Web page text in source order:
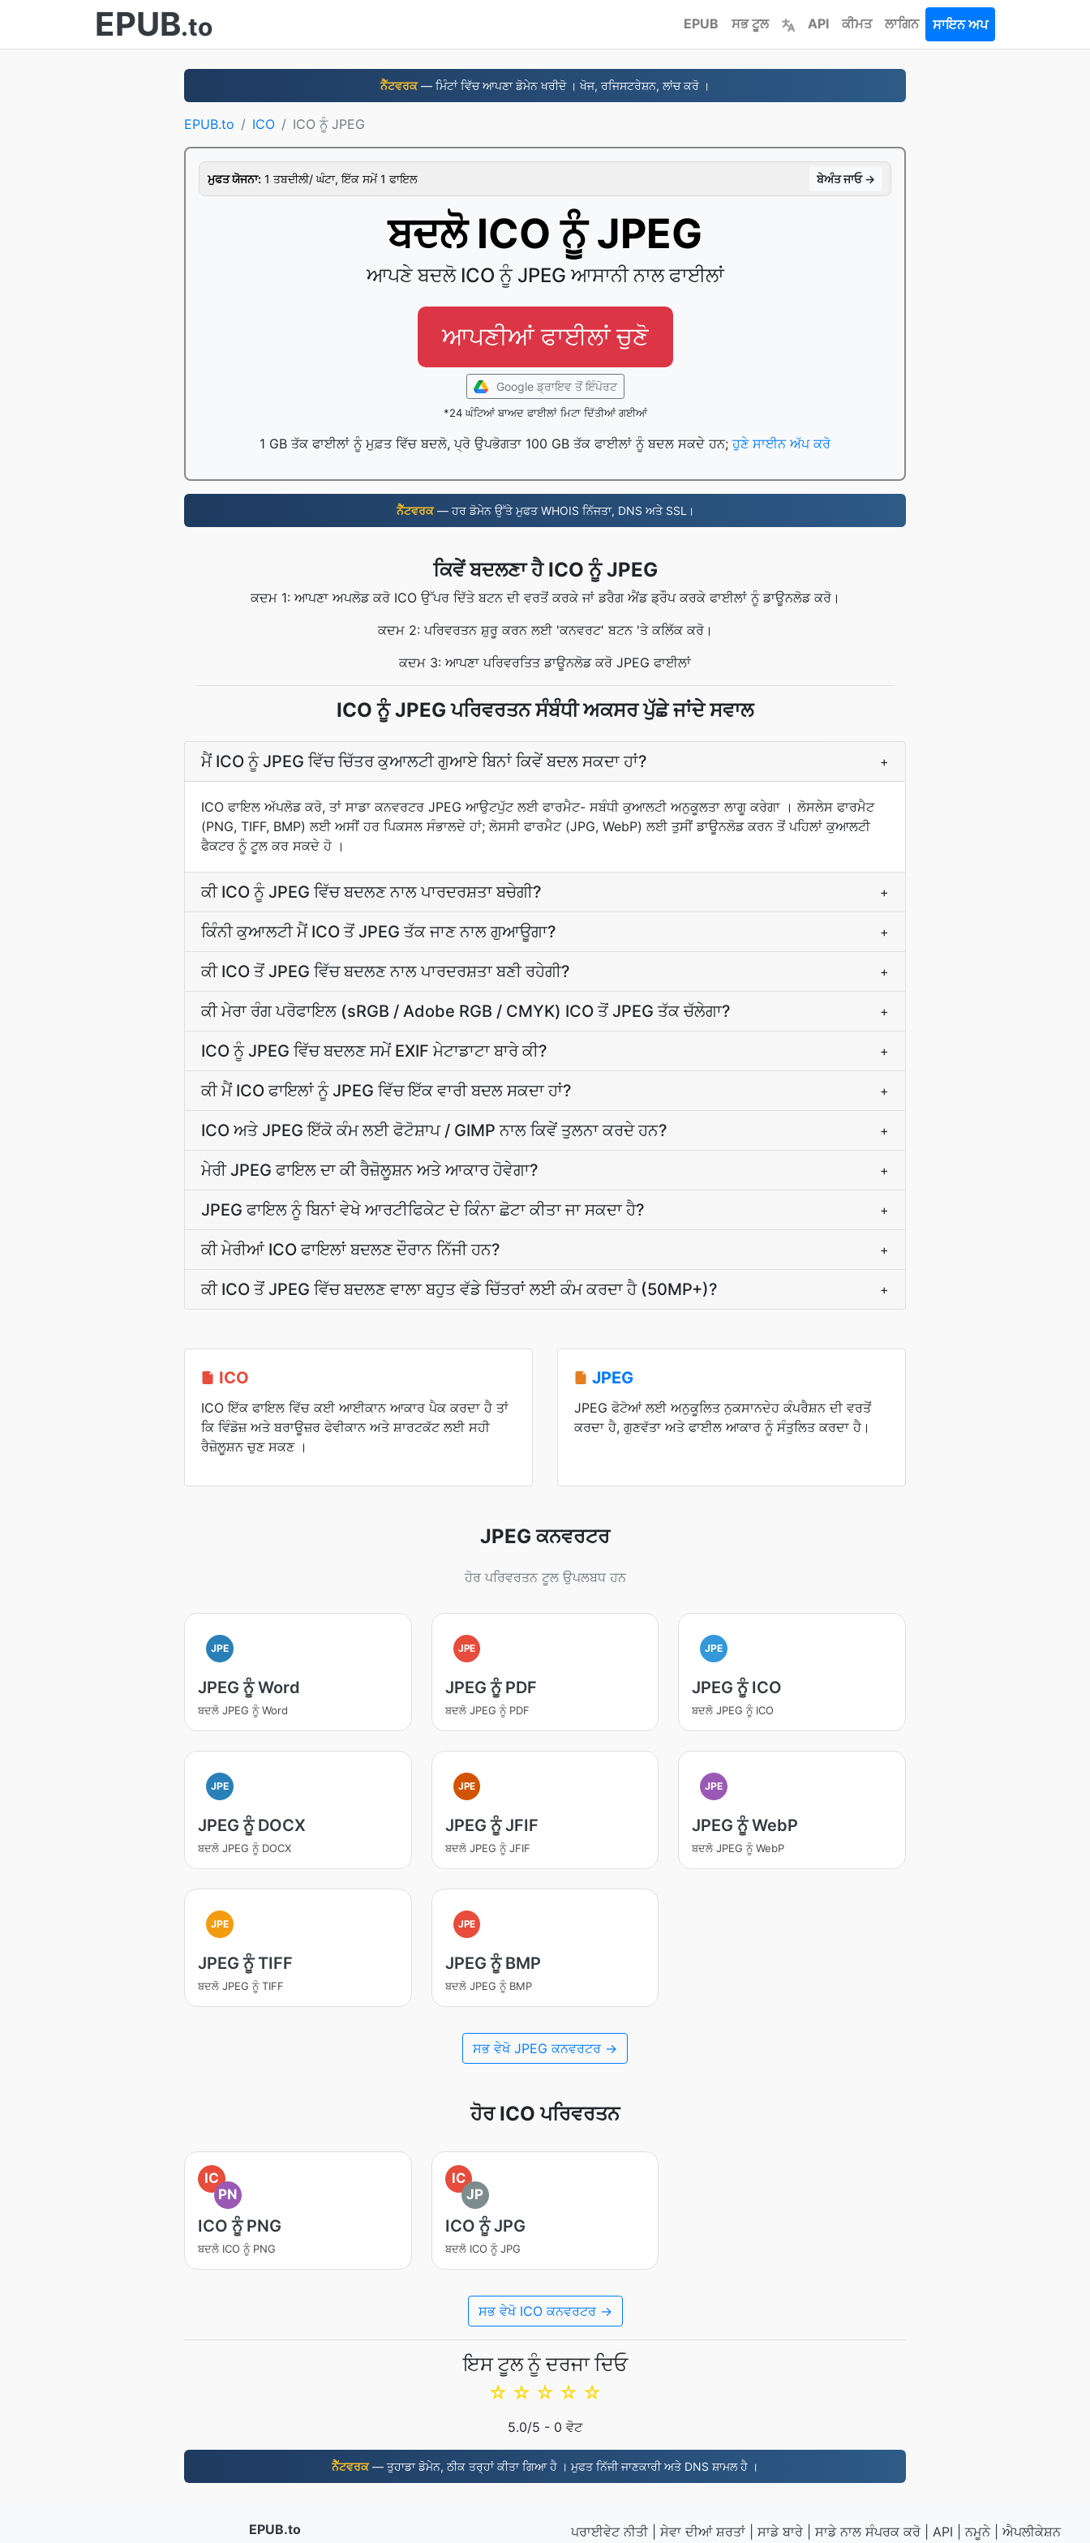
EPUB.to EPUB ਸਭ ਟੂਲ API ਕੀਮਤ ਲਾਗਿਨ ਸਾਇਨ ਅਪ
ਨੈੱਟਵਰਕ— ਮਿੰਟਾਂ ਵਿੱਚ ਆਪਣਾ ਡੋਮੇਨ ਖਰੀਦੋ । ਖੋਜ, ਰਜਿਸਟਰੇਸ਼ਨ, ਲਾਂਚ ਕਰੋ ।
EPUB.to ICO ICO ਨੂੰ JPEG
ਮੁਫਤ ਯੋਜਨਾ: 1 ਤਬਦੀਲੀ/ ਘੰਟਾ, ਇੱਕ ਸਮੇਂ 1 ਫਾਇਲ ਬੇਅੰਤ ਜਾਓ →
ਬਦਲੋ ICO ਨੂੰ JPEG
ਆਪਣੇ ਬਦਲੋ ICO ਨੂੰ JPEG ਆਸਾਨੀ ਨਾਲ ਫਾਈਲਾਂ
ਆਪਣੀਆਂ ਫਾਈਲਾਂ ਚੁਣੋ
Google ਡ੍ਰਾਇਵ ਤੋਂ ਇੰਪੋਰਟ
*24 ਘੰਟਿਆਂ ਬਾਅਦ ਫਾਈਲਾਂ ਮਿਟਾ ਦਿੱਤੀਆਂ ਗਈਆਂ
1 GB ਤੱਕ ਫਾਈਲਾਂ ਨੂੰ ਮੁਫ਼ਤ ਵਿੱਚ ਬਦਲੋ, ਪ੍ਰੋ ਉਪਭੋਗਤਾ 100 GB ਤੱਕ ਫਾਈਲਾਂ ਨੂੰ ਬਦਲ ਸਕਦੇ ਹਨ;ਹੁਣੇ ਸਾਈਨ ਅੱਪ ਕਰੋ
ਨੈੱਟਵਰਕ— ਹਰ ਡੋਮੇਨ ਉੱਤੇ ਮੁਫਤ WHOIS ਨਿੱਜਤਾ, DNS ਅਤੇ SSL।
ਕਿਵੇਂ ਬਦਲਣਾ ਹੈ ICO ਨੂੰ JPEG
ਕਦਮ 1: ਆਪਣਾ ਅਪਲੋਡ ਕਰੋ ICO ਉੱਪਰ ਦਿੱਤੇ ਬਟਨ ਦੀ ਵਰਤੋਂ ਕਰਕੇ ਜਾਂ ਡਰੈਗ ਐਂਡ ਡ੍ਰੌਪ ਕਰਕੇ ਫਾਈਲਾਂ ਨੂੰ ਡਾਊਨਲੋਡ ਕਰੋ।
ਕਦਮ 2: ਪਰਿਵਰਤਨ ਸ਼ੁਰੂ ਕਰਨ ਲਈ 'ਕਨਵਰਟ' ਬਟਨ 'ਤੇ ਕਲਿੱਕ ਕਰੋ।
ਕਦਮ 3: ਆਪਣਾ ਪਰਿਵਰਤਿਤ ਡਾਊਨਲੋਡ ਕਰੋ JPEG ਫਾਈਲਾਂ
ICO ਨੂੰ JPEG ਪਰਿਵਰਤਨ ਸੰਬੰਧੀ ਅਕਸਰ ਪੁੱਛੇ ਜਾਂਦੇ ਸਵਾਲ
ਮੈਂ ICO ਨੂੰ JPEG ਵਿੱਚ ਚਿੱਤਰ ਕੁਆਲਟੀ ਗੁਆਏ ਬਿਨਾਂ ਕਿਵੇਂ ਬਦਲ ਸਕਦਾ ਹਾਂ? +
ICO ਫਾਇਲ ਅੱਪਲੋਡ ਕਰੋ, ਤਾਂ ਸਾਡਾ ਕਨਵਰਟਰ JPEG ਆਉਟਪੁੱਟ ਲਈ ਫਾਰਮੈਟ- ਸਬੰਧੀ ਕੁਆਲਟੀ ਅਨੁਕੂਲਤਾ ਲਾਗੂ ਕਰੇਗਾ । ਲੋਸਲੇਸ ਫਾਰਮੈਟ
(PNG, TIFF, BMP) ਲਈ ਅਸੀਂ ਹਰ ਪਿਕਸਲ ਸੰਭਾਲਦੇ ਹਾਂ; ਲੋਸਸੀ ਫਾਰਮੈਟ (JPG, WebP) ਲਈ ਤੁਸੀਂ ਡਾਊਨਲੋਡ ਕਰਨ ਤੋਂ ਪਹਿਲਾਂ ਕੁਆਲਟੀ
ਫੈਕਟਰ ਨੂੰ ਟੂਲ ਕਰ ਸਕਦੇ ਹੋ ।
ਕੀ ICO ਨੂੰ JPEG ਵਿੱਚ ਬਦਲਣ ਨਾਲ ਪਾਰਦਰਸ਼ਤਾ ਬਚੇਗੀ? +
ਕਿੰਨੀ ਕੁਆਲਟੀ ਮੈਂ ICO ਤੋਂ JPEG ਤੱਕ ਜਾਣ ਨਾਲ ਗੁਆਊਗਾ? +
ਕੀ ICO ਤੋਂ JPEG ਵਿੱਚ ਬਦਲਣ ਨਾਲ ਪਾਰਦਰਸ਼ਤਾ ਬਣੀ ਰਹੇਗੀ? +
ਕੀ ਮੇਰਾ ਰੰਗ ਪਰੋਫਾਇਲ (sRGB / Adobe RGB / CMYK) ICO ਤੋਂ JPEG ਤੱਕ ਚੱਲੇਗਾ? +
ICO ਨੂੰ JPEG ਵਿੱਚ ਬਦਲਣ ਸਮੇਂ EXIF ਮੇਟਾਡਾਟਾ ਬਾਰੇ ਕੀ? +
ਕੀ ਮੈਂ ICO ਫਾਇਲਾਂ ਨੂੰ JPEG ਵਿੱਚ ਇੱਕ ਵਾਰੀ ਬਦਲ ਸਕਦਾ ਹਾਂ? +
ICO ਅਤੇ JPEG ਇੱਕੋ ਕੰਮ ਲਈ ਫੋਟੋਸ਼ਾਪ / GIMP ਨਾਲ ਕਿਵੇਂ ਤੁਲਨਾ ਕਰਦੇ ਹਨ? +
ਮੇਰੀ JPEG ਫਾਇਲ ਦਾ ਕੀ ਰੈਜ਼ੋਲੂਸ਼ਨ ਅਤੇ ਆਕਾਰ ਹੋਵੇਗਾ? +
JPEG ਫਾਇਲ ਨੂੰ ਬਿਨਾਂ ਵੇਖੇ ਆਰਟੀਫਿਕੇਟ ਦੇ ਕਿੰਨਾ ਛੋਟਾ ਕੀਤਾ ਜਾ ਸਕਦਾ ਹੈ? +
ਕੀ ਮੇਰੀਆਂ ICO ਫਾਇਲਾਂ ਬਦਲਣ ਦੌਰਾਨ ਨਿੱਜੀ ਹਨ? +
ਕੀ ICO ਤੋਂ JPEG ਵਿੱਚ ਬਦਲਣ ਵਾਲਾ ਬਹੁਤ ਵੱਡੇ ਚਿੱਤਰਾਂ ਲਈ ਕੰਮ ਕਰਦਾ ਹੈ (50MP+)? +
ICO
ICO ਇੱਕ ਫਾਇਲ ਵਿੱਚ ਕਈ ਆਈਕਾਨ ਆਕਾਰ ਪੈਕ ਕਰਦਾ ਹੈ ਤਾਂ
ਕਿ ਵਿੰਡੋਜ਼ ਅਤੇ ਬਰਾਊਜ਼ਰ ਫੇਵੀਕਾਨ ਅਤੇ ਸ਼ਾਰਟਕੱਟ ਲਈ ਸਹੀ
ਰੈਜ਼ੋਲੂਸ਼ਨ ਚੁਣ ਸਕਣ ।
JPEG
JPEG ਫੋਟੋਆਂ ਲਈ ਅਨੁਕੂਲਿਤ ਨੁਕਸਾਨਦੇਹ ਕੰਪਰੈਸ਼ਨ ਦੀ ਵਰਤੋਂ
ਕਰਦਾ ਹੈ, ਗੁਣਵੱਤਾ ਅਤੇ ਫਾਈਲ ਆਕਾਰ ਨੂੰ ਸੰਤੁਲਿਤ ਕਰਦਾ ਹੈ।
JPEG ਕਨਵਰਟਰ
ਹੋਰ ਪਰਿਵਰਤਨ ਟੂਲ ਉਪਲਬਧ ਹਨ
JPE
JPEG ਨੂੰ Word
ਬਦਲੋ JPEG ਨੂੰ Word
JPE
JPEG ਨੂੰ PDF
ਬਦਲੋ JPEG ਨੂੰ PDF
JPE
JPEG ਨੂੰ ICO
ਬਦਲੋ JPEG ਨੂੰ ICO
JPE
JPEG ਨੂੰ DOCX
ਬਦਲੋ JPEG ਨੂੰ DOCX
JPE
JPEG ਨੂੰ JFIF
ਬਦਲੋ JPEG ਨੂੰ JFIF
JPE
JPEG ਨੂੰ WebP
ਬਦਲੋ JPEG ਨੂੰ WebP
JPE
JPEG ਨੂੰ TIFF
ਬਦਲੋ JPEG ਨੂੰ TIFF
JPE
JPEG ਨੂੰ BMP
ਬਦਲੋ JPEG ਨੂੰ BMP
ਸਭ ਵੇਖੋ JPEG ਕਨਵਰਟਰ →
ਹੋਰ ICO ਪਰਿਵਰਤਨ
IC
PN
ICO ਨੂੰ PNG
ਬਦਲੋ ICO ਨੂੰ PNG
IC
JP
ICO ਨੂੰ JPG
ਬਦਲੋ ICO ਨੂੰ JPG
ਸਭ ਵੇਖੋ ICO ਕਨਵਰਟਰ →
ਇਸ ਟੂਲ ਨੂੰ ਦਰਜਾ ਦਿਓ
☆
☆
☆
☆
☆
5.0/5 - 0 ਵੋਟ
ਨੈੱਟਵਰਕ— ਤੁਹਾਡਾ ਡੋਮੇਨ, ਠੀਕ ਤਰ੍ਹਾਂ ਕੀਤਾ ਗਿਆ ਹੈ । ਮੁਫਤ ਨਿੱਜੀ ਜਾਣਕਾਰੀ ਅਤੇ DNS ਸ਼ਾਮਲ ਹੈ ।
EPUB.to ਪਰਾਈਵੇਟ ਨੀਤੀ| ਸੇਵਾ ਦੀਆਂ ਸ਼ਰਤਾਂ| ਸਾਡੇ ਬਾਰੇ| ਸਾਡੇ ਨਾਲ ਸੰਪਰਕ ਕਰੋ| API |ਨਮੂਨੇ| ਐਪਲੀਕੇਸ਼ਨ